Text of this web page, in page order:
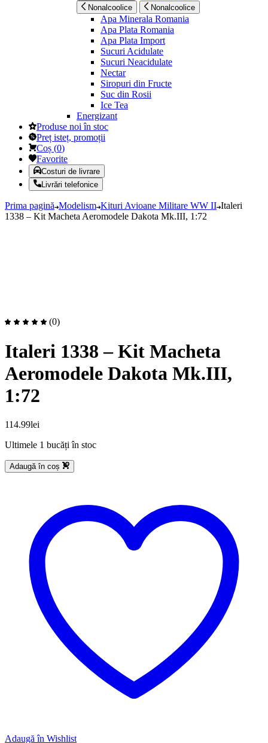
Nonalcoolice Nonalcoolice
Apa Minerala Romania
Apa Plata Romania
Apa Plata Import
Sucuri Acidulate
Sucuri Neacidulate
Nectar
Siropuri din Fructe
Suc din Rosii
Ice Tea
Energizant
Produse noi în stoc
Preț isteț, promoții
Coș (0)
Favorite
Costuri de livrare
Livrări telefonice
Prima pagină Modelism Kituri Avioane Militare WW II Italeri
1338 – Kit Macheta Aeromodele Dakota Mk.III, 1:72
(0)
Italeri 1338 – Kit Macheta
Aeromodele Dakota Mk.III,
1:72
114.99lei
Ultimele 1 bucăți în stoc
Adaugă în coș
Adaugă în Wishlist